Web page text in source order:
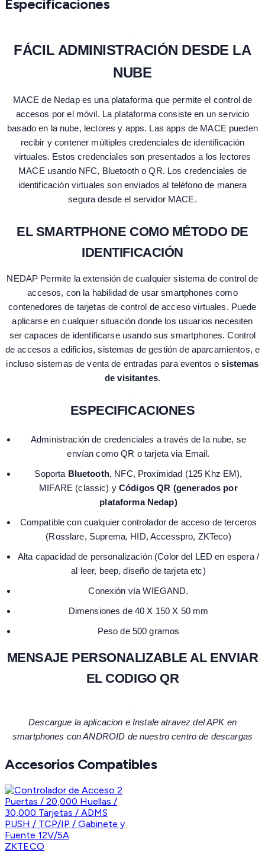
Especificaciones
FÁCIL ADMINISTRACIÓN DESDE LA
NUBE
MACE de Nedap es una plataforma que permite el control de
accesos por el móvil. La plataforma consiste en un servicio
basado en la nube, lectores y apps. Las apps de MACE pueden
recibir y contener múltiples credenciales de identificación
virtuales. Estos credenciales son presentados a los lectores
MACE usando NFC, Bluetooth o QR. Los credenciales de
identificación virtuales son enviados al teléfono de manera
segura desde el servidor MACE.
EL SMARTPHONE COMO MÉTODO DE
IDENTIFICACIÓN
NEDAP Permite la extensión de cualquier sistema de control de
accesos, con la habilidad de usar smartphones como
contenedores de tarjetas de control de acceso virtuales. Puede
aplicarse en cualquier situación donde los usuarios necesiten
ser capaces de identificarse usando sus smartphones. Control
de accesos a edificios, sistemas de gestión de aparcamientos, e
incluso sistemas de venta de entradas para eventos osistemas
de visitantes.
ESPECIFICACIONES
Administración de credenciales a través de la nube, se
envían como QR o tarjeta via Email.
Soporta Bluetooth, NFC, Proximidad (125 Khz EM),
MIFARE (classic) yCódigos QR (generados por
plataforma Nedap)
Compatible con cualquier controlador de acceso de terceros
(Rosslare, Suprema, HID, Accesspro, ZKTeco)
Alta capacidad de personalización (Color del LED en espera /
al leer, beep, diseño de tarjeta etc)
Conexión vía WIEGAND.
Dimensiones de 40 X 150 X 50 mm
Peso de 500 gramos
MENSAJE PERSONALIZABLE AL ENVIAR
EL CODIGO QR
Descargue la aplicacion e Instale atravez del APK en
smartphones con ANDROID de nuestro centro de descargas
Accesorios Compatibles
ZKTECO